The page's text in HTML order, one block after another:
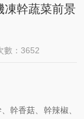
凍幹蔬菜前景
數：3652
幹香菇、幹辣椒、